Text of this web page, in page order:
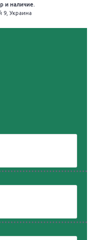
и наличие.
9, Украина